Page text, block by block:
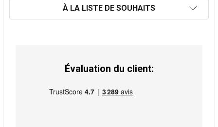
À LA LISTE DE SOUHAITS
Évaluation du client: